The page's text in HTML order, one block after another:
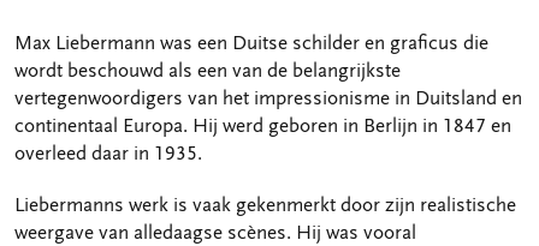
Max Liebermann was een Duitse schilder en graficus die
wordt beschouwd als een van de belangrijkste
vertegenwoordigers van het impressionisme in Duitsland en
continentaal Europa. Hij werd geboren in Berlijn in 1847 en
overleed daar in 1935.
Liebermanns werk is vaak gekenmerkt door zijn realistische
weergave van alledaagse scènes. Hij was vooral